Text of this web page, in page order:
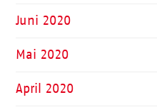
Juni 2020
Mai 2020
April 2020